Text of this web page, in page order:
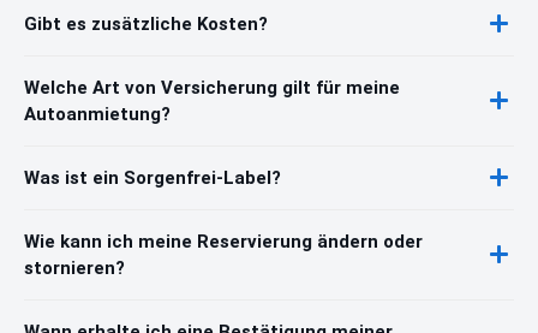
Gibt es zusätzliche Kosten?
Welche Art von Versicherung gilt für meine
Autoanmietung?
Was ist ein Sorgenfrei-Label?
Wie kann ich meine Reservierung ändern oder
stornieren?